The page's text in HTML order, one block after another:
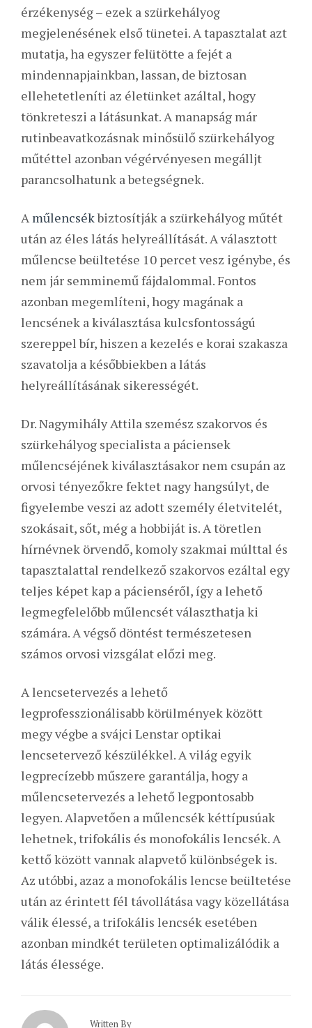
érzékenység – ezek a szürkehályog
megjelenésének első tünetei. A tapasztalat azt
mutatja, ha egyszer felütötte a fejét a
mindennapjainkban, lassan, de biztosan
ellehetetleníti az életünket azáltal, hogy
tönkreteszi a látásunkat. A manapság már
rutinbeavatkozásnak minősülő szürkehályog
műtéttel azonban végérvényesen megálljt
parancsolhatunk a betegségnek.
Aműlencsékbiztosítják a szürkehályog műtét
után az éles látás helyreállítását. A választott
műlencse beültetése 10 percet vesz igénybe, és
nem jár semminemű fájdalommal. Fontos
azonban megemlíteni, hogy magának a
lencsének a kiválasztása kulcsfontosságú
szereppel bír, hiszen a kezelés e korai szakasza
szavatolja a későbbiekben a látás
helyreállításának sikerességét.
Dr. Nagymihály Attila szemész szakorvos és
szürkehályog specialista a páciensek
műlencséjének kiválasztásakor nem csupán az
orvosi tényezőkre fektet nagy hangsúlyt, de
figyelembe veszi az adott személy életvitelét,
szokásait, sőt, még a hobbiját is. A töretlen
hírnévnek örvendő, komoly szakmai múlttal és
tapasztalattal rendelkező szakorvos ezáltal egy
teljes képet kap a pácienséről, így a lehető
legmegfelelőbb műlencsét választhatja ki
számára. A végső döntést természetesen
számos orvosi vizsgálat előzi meg.
A lencsetervezés a lehető
legprofesszionálisabb körülmények között
megy végbe a svájci Lenstar optikai
lencsetervező készülékkel. A világ egyik
legprecízebb műszere garantálja, hogy a
műlencsetervezés a lehető legpontosabb
legyen. Alapvetően a műlencsék kéttípusúak
lehetnek, trifokális és monofokális lencsék. A
kettő között vannak alapvető különbségek is.
Az utóbbi, azaz a monofokális lencse beültetése
után az érintett fél távollátása vagy közellátása
válik élessé, a trifokális lencsék esetében
azonban mindkét területen optimalizálódik a
látás élessége.
Written By